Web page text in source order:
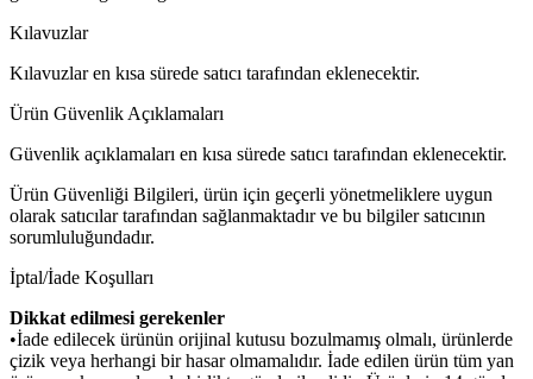
Kılavuzlar
Kılavuzlar en kısa sürede satıcı tarafından eklenecektir.
Ürün Güvenlik Açıklamaları
Güvenlik açıklamaları en kısa sürede satıcı tarafından eklenecektir.
Ürün Güvenliği Bilgileri, ürün için geçerli yönetmeliklere uygun
olarak satıcılar tarafından sağlanmaktadır ve bu bilgiler satıcının
sorumluluğundadır.
İptal/İade Koşulları
Dikkat edilmesi gerekenler
•İade edilecek ürünün orijinal kutusu bozulmamış olmalı, ürünlerde
çizik veya herhangi bir hasar olmamalıdır. İade edilen ürün tüm yan